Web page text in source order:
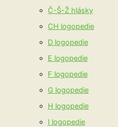
Č-Š-Ž hlásky
CH logopedie
D logopedie
E logopedie
F logopedie
G logopedie
H logopedie
I logopedie